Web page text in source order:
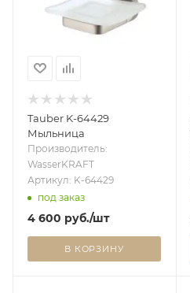
Tauber K-64429
Мыльница
Производитель:
WasserKRAFT
Артикул: K-64429
под заказ
4 600 руб./шт
В КОРЗИНУ